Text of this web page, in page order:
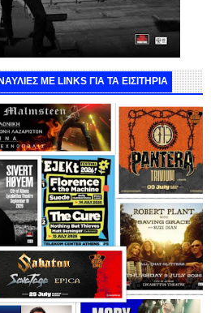
ΜΕ LINKS ΓΙΑ ΤΑ ΕΙΣΙΤΗΡΙΑ